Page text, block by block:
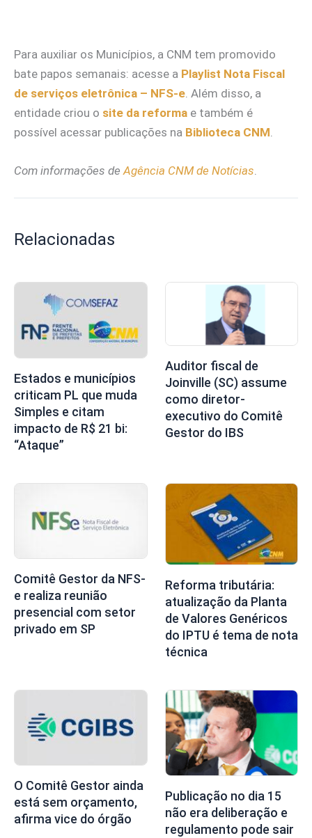
Para auxiliar os Municípios, a CNM tem promovido
bate papos semanais: acesse a Playlist Nota Fiscal
de serviços eletrônica – NFS-e . Além disso, a
entidade criou o site da reforma e também é
possível acessar publicações na Biblioteca CNM
Com informações de Agência CNM de Notícias
Relacionadas
Estados e municípios
criticam PL que muda
Simples e citam
impacto de R$ 21 bi:
“Ataque”
Auditor fiscal de
Joinville (SC) assume
como diretor-
executivo do Comitê
Gestor do IBS
Comitê Gestor da NFS-
e realiza reunião
presencial com setor
privado em SP
Reforma tributária:
atualização da Planta
de Valores Genéricos
do IPTU é tema de nota
técnica
O Comitê Gestor ainda
está sem orçamento,
afirma vice do órgão
Publicação no dia 15
não era deliberação e
regulamento pode sair